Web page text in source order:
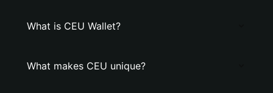
What is CEU Wallet?
What makes CEU unique?